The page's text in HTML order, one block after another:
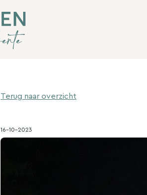
Terug naar overzicht
16-10-2023